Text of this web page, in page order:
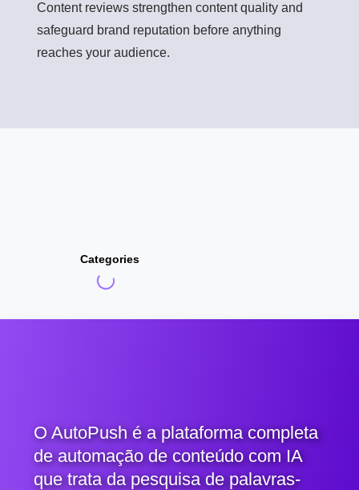
Content reviews strengthen content quality and
safeguard brand reputation before anything
reaches your audience.
Categories
O AutoPush é a plataforma completa
de automação de conteúdo com IA
que trata da pesquisa de palavras-